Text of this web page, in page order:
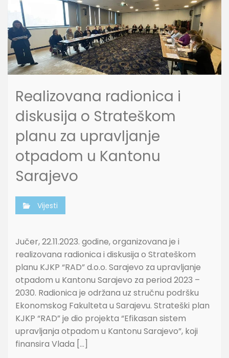
Realizovana radionica i
diskusija o Strateškom
planu za upravljanje
otpadom u Kantonu
Sarajevo
Vijesti
Jučer, 22.11.2023. godine, organizovana je i
realizovana radionica i diskusija o Strateškom
planu KJKP “RAD” d.o.o. Sarajevo za upravljanje
otpadom u Kantonu Sarajevo za period 2023 –
2030. Radionica je održana uz stručnu podršku
Ekonomskog Fakulteta u Sarajevu. Strateški plan
KJKP “RAD” je dio projekta “Efikasan sistem
upravljanja otpadom u Kantonu Sarajevo”, koji
finansira Vlada […]